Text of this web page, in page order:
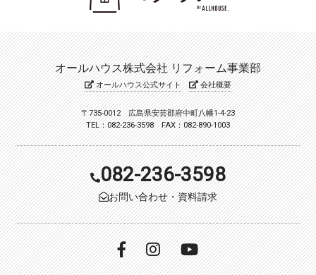
オールハウス株式会社 リフォーム事業部
オールハウス公式サイト 会社概要
〒735-0012 広島県安芸郡府中町八幡1-4-23
TEL：082-236-3598 FAX：082-890-1003
082-236-3598
お問い合わせ・資料請求